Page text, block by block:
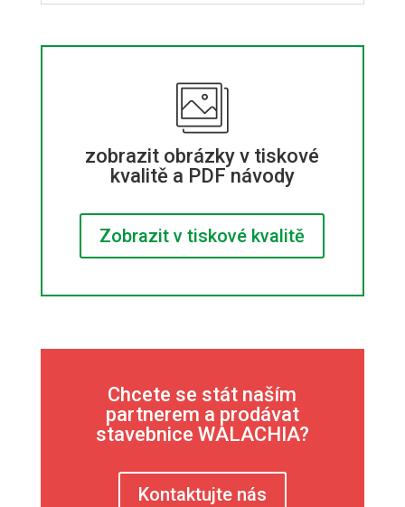
zobrazit obrázky v tiskové
kvalitě a PDF návody
Zobrazit v tiskové kvalitě
Chcete se stát naším
partnerem a prodávat
stavebnice WALACHIA?
Kontaktujte nás